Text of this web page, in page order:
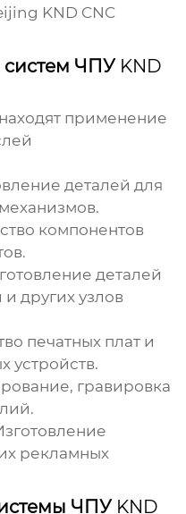
KND CNC
ЧПУ KND
находят применение
деталей для
компонентов
деталей
других узлов
печатных плат и
устройств.
гравировка
рекламных
ЧПУ KND